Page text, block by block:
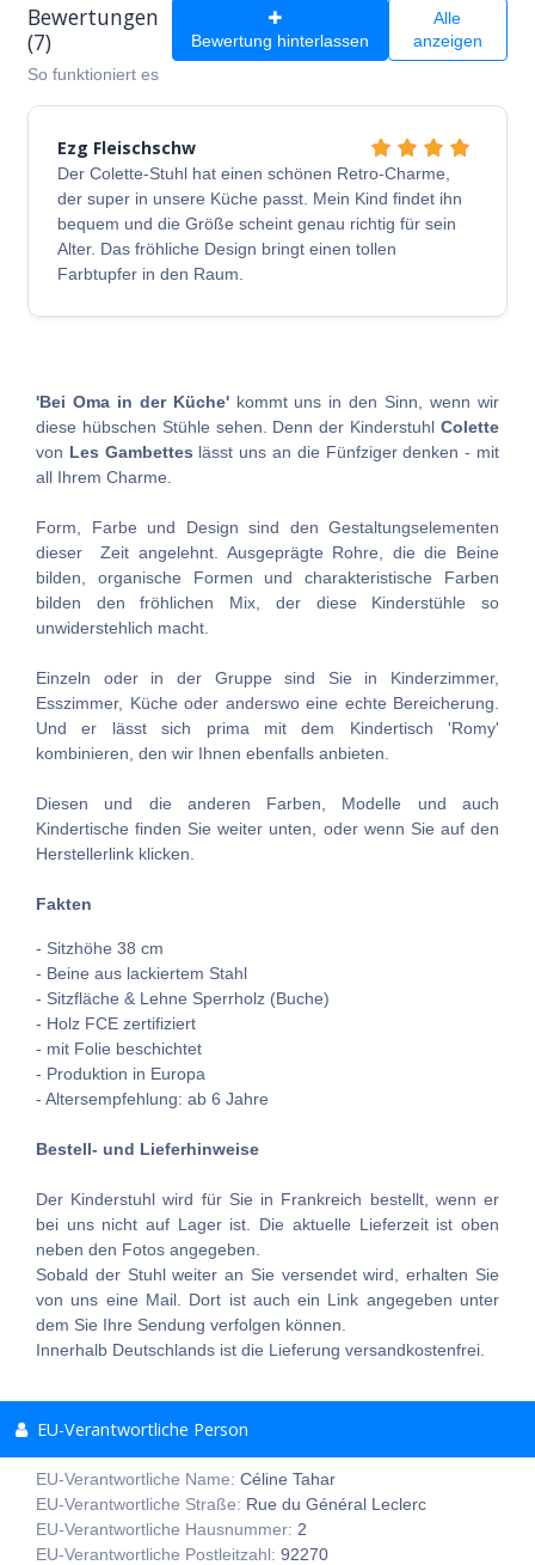
Bewertungen
(7)
Bewertung hinterlassen
Alle
anzeigen
So funktioniert es
Ezg Fleischschw
Der Colette-Stuhl hat einen schönen Retro-Charme,
der super in unsere Küche passt. Mein Kind findet ihn
bequem und die Größe scheint genau richtig für sein
Alter. Das fröhliche Design bringt einen tollen
Farbtupfer in den Raum.
'Bei Oma in der Küche'kommt uns in den Sinn, wenn wir
diese hübschen Stühle sehen. Denn der Kinderstuhl Colette
von Les Gambettes lässt uns an die Fünfziger denken - mit
all Ihrem Charme.
Form, Farbe und Design sind den Gestaltungselementen
dieser Zeit angelehnt. Ausgeprägte Rohre, die die Beine
bilden, organische Formen und charakteristische Farben
bilden den fröhlichen Mix, der diese Kinderstühle so
unwiderstehlich macht.
Einzeln oder in der Gruppe sind Sie in Kinderzimmer,
Esszimmer, Küche oder anderswo eine echte Bereicherung.
Und er lässt sich prima mit dem Kindertisch 'Romy'
kombinieren, den wir Ihnen ebenfalls anbieten.
Diesen und die anderen Farben, Modelle und auch
Kindertische finden Sie weiter unten, oder wenn Sie auf den
Herstellerlink klicken.
Fakten
- Sitzhöhe 38 cm
- Beine aus lackiertem Stahl
- Sitzfläche & Lehne Sperrholz (Buche)
- Holz FCE zertifiziert
- mit Folie beschichtet
- Produktion in Europa
- Altersempfehlung: ab 6 Jahre
Bestell- und Lieferhinweise
Der Kinderstuhl wird für Sie in Frankreich bestellt, wenn er
bei uns nicht auf Lager ist. Die aktuelle Lieferzeit ist oben
neben den Fotos angegeben.
Sobald der Stuhl weiter an Sie versendet wird, erhalten Sie
von uns eine Mail. Dort ist auch ein Link angegeben unter
dem Sie Ihre Sendung verfolgen können.
Innerhalb Deutschlands ist die Lieferung versandkostenfrei.
EU-Verantwortliche Person
EU-Verantwortliche Name: Céline Tahar
EU-Verantwortliche Straße: Rue du Général Leclerc
EU-Verantwortliche Hausnummer: 2
EU-Verantwortliche Postleitzahl: 92270